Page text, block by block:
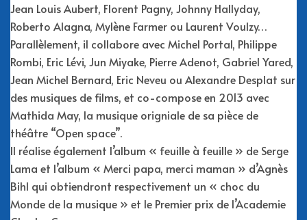
Jean Louis Aubert, Florent Pagny, Johnny Hallyday,
Roberto Alagna, Mylène Farmer ou Laurent Voulzy…
Parallèlement, il collabore avec Michel Portal, Philippe
Rombi, Eric Lévi, Jun Miyake, Pierre Adenot, Gabriel Yared,
Jean Michel Bernard, Eric Neveu ou Alexandre Desplat sur
des musiques de films, et co-compose en 2013 avec
Mathida May, la musique origniale de sa pièce de
théâtre “Open space”.
Il réalise également l’album « feuille à feuille » de Serge
Lama et l’album « Merci papa, merci maman » d’Agnès
Bihl qui obtiendront respectivement un « choc du
Monde de la musique » et le Premier prix de l’Academie